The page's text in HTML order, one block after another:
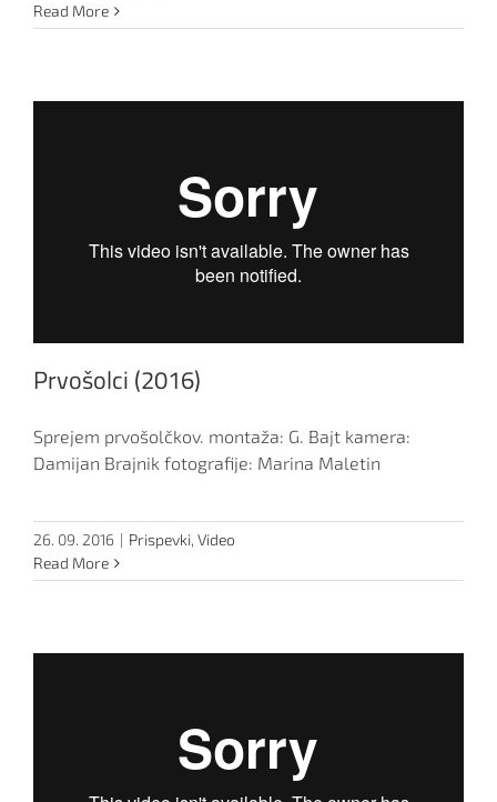
Read More
Prvošolci (2016)
Sprejem prvošolčkov. montaža: G. Bajt kamera:
Damijan Brajnik fotografije: Marina Maletin
26. 09. 2016 | Prispevki, Video
Read More